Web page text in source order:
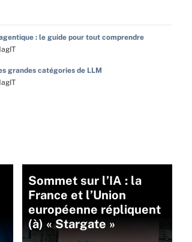
: le guide pour tout comprendre
grandes catégories de LLM
Sommet sur l’IA : la
France et l’Union
européenne répliquent
(à) « Stargate »